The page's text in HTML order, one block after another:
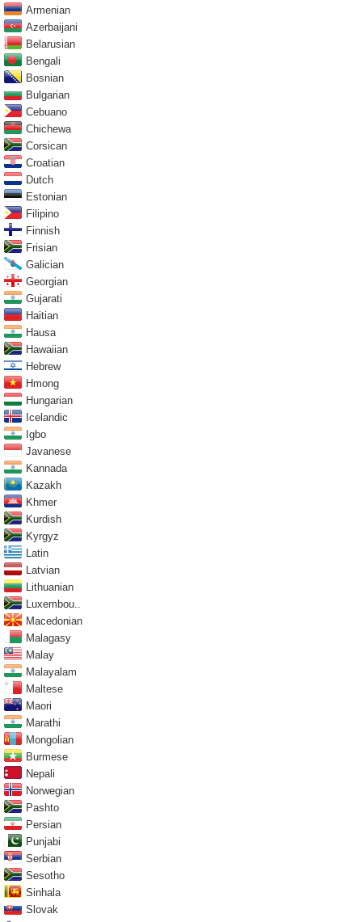
Armenian
Azerbaijani
Belarusian
Bengali
Bosnian
Bulgarian
Cebuano
Chichewa
Corsican
Croatian
Dutch
Estonian
Filipino
Finnish
Frisian
Galician
Georgian
Gujarati
Haitian
Hausa
Hawaiian
Hebrew
Hmong
Hungarian
Icelandic
Igbo
Javanese
Kannada
Kazakh
Khmer
Kurdish
Kyrgyz
Latin
Latvian
Lithuanian
Luxembou..
Macedonian
Malagasy
Malay
Malayalam
Maltese
Maori
Marathi
Mongolian
Burmese
Nepali
Norwegian
Pashto
Persian
Punjabi
Serbian
Sesotho
Sinhala
Slovak